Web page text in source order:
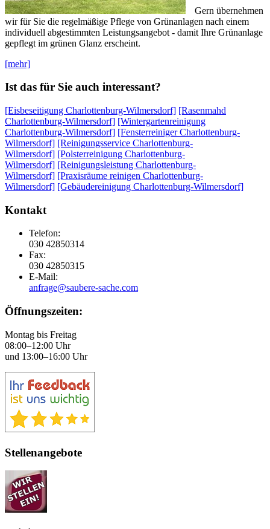
Gern übernehmen
wir für Sie die regelmäßige Pflege von Grünanlagen nach einem
individuell abgestimmten Leistungsangebot - damit Ihre Grünanlage
gepflegt im grünen Glanz erscheint.
[mehr]
Ist das für Sie auch interessant?
[Eisbeseitigung Charlottenburg-Wilmersdorf] [Rasenmahd
Charlottenburg-Wilmersdorf] [Wintergartenreinigung
Charlottenburg-Wilmersdorf] [Fensterreiniger Charlottenburg-
Wilmersdorf] [Reinigungsservice Charlottenburg-
Wilmersdorf] [Polsterreinigung Charlottenburg-
Wilmersdorf] [Reinigungsleistung Charlottenburg-
Wilmersdorf] [Praxisräume reinigen Charlottenburg-
Wilmersdorf] [Gebäudereinigung Charlottenburg-Wilmersdorf]
Kontakt
Telefon:
030 42850314
Fax:
030 42850315
E-Mail:
anfrage@saubere-sache.com
Öffnungszeiten:
Montag bis Freitag
08:00–12:00 Uhr
und 13:00–16:00 Uhr
Stellenangebote